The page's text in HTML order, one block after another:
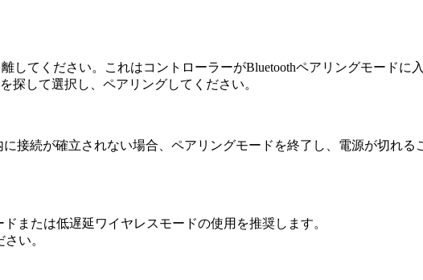
てください。これはコントローラーがBluetoothペアリングモードに
探して選択し、ペアリングしてください。
続が確立されない場合、ペアリングモードを終了し、電源が切れる
または低遅延ワイヤレスモードの使用を推奨します。
い。